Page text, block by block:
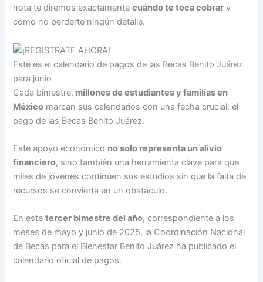
nota te diremos exactamentecuándo te toca cobrar y
cómo no perderte ningún detalle.
Este es el calendario de pagos de las Becas Benito Juárez
para junio
Cada bimestre, millones de estudiantes y familias en
México marcan sus calendarios con una fecha crucial: el
pago de las Becas Benito Juárez.
Este apoyo económico no solo representa un alivio
financiero, sino también una herramienta clave para que
miles de jóvenes continúen sus estudios sin que la falta de
recursos se convierta en un obstáculo.
En estetercer bimestre del año, correspondiente a los
meses de mayo y junio de 2025, la Coordinación Nacional
de Becas para el Bienestar Benito Juárez ha publicado el
calendario oficial de pagos.